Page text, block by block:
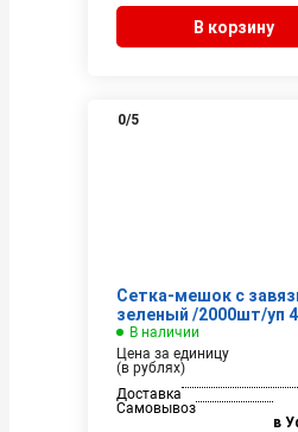
В корзину
0/5
Сетка-мешок с
зеленый /2000шт/уп
В наличии
Цена за единицу
(в рублях)
Доставка
Самовывоз
в